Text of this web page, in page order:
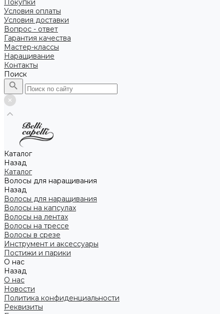
Покупки
Условия оплаты
Условия доставки
Вопрос - ответ
Гарантия качества
Мастер-классы
Наращивание
Контакты
Поиск
Каталог
Назад
Каталог
Волосы для наращивания
Назад
Волосы для наращивания
Волосы на капсулах
Волосы на лентах
Волосы на трессе
Волосы в срезе
Инструмент и аксессуары
Постижи и парики
О нас
Назад
О нас
Новости
Политика конфиденциальности
Реквизиты